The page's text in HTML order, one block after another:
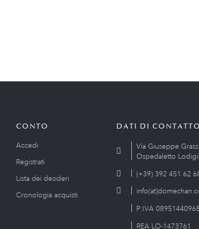
CONTO
Accedi
Registrati
Lista dei desideri
Cronologia acquisti
DATI DI CONTATTO
Via Giuseppe
Ospedaletto
(+39) 392 451 62
P.IVA 08951440968
REA LO-1473761